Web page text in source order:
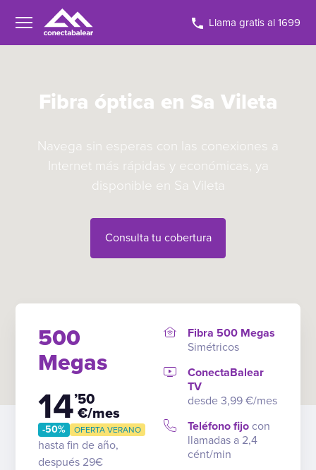
Llama gratis al 1699
Fibra óptica en Sa Vileta
Navega sin esperas con las conexiones a
Internet más rápidas y económicas, ya
disponible en Sa Vileta
Consulta tu cobertura
500
Megas
14’50
€/mes
-50% OFERTA VERANO
hasta fin de año,
después 29€
Fibra 500 Megas
Simétricos
ConectaBalear
TV
desde 3,99 €/mes
Teléfono fijo con
llamadas a 2,4
cént/min